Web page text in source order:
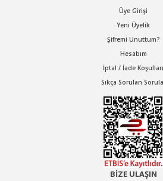
GAV AT-2712 HAVALI MİNİ SOMUN SÖKME
Stok Kodu : AT2712
13.413,60 TL Kdv Dahil
9.389,52 TL Kdv Dahil
%30
indirim
Üye Girişi
Yeni Üyelik
Şifremi Unuttum?
Hesabım
İptal / İade Koşulları
Sıkça Sorulan
BİZE ULAŞIN